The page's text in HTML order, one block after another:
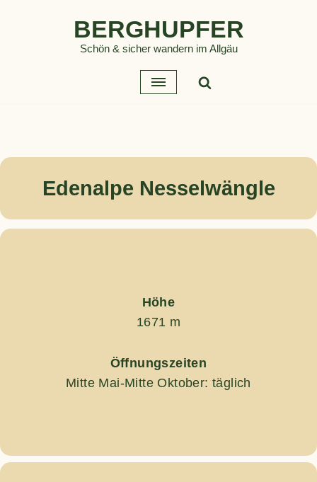
BERGHUPFER
Schön & sicher wandern im Allgäu
Edenalpe Nesselwängle
Höhe
1671 m
Öffnungszeiten
Mitte Mai-Mitte Oktober: täglich